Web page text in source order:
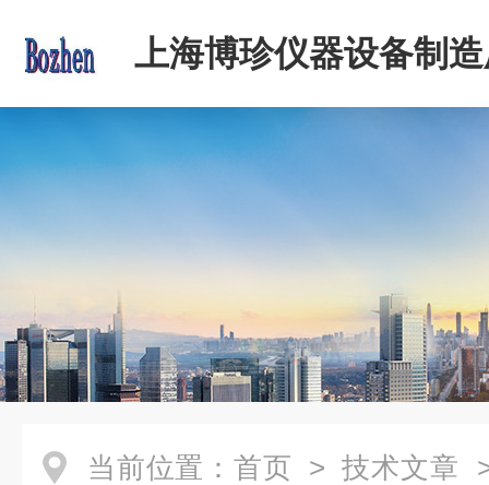
上海博珍仪器设备制
当前位置： 首页 > 技术文章